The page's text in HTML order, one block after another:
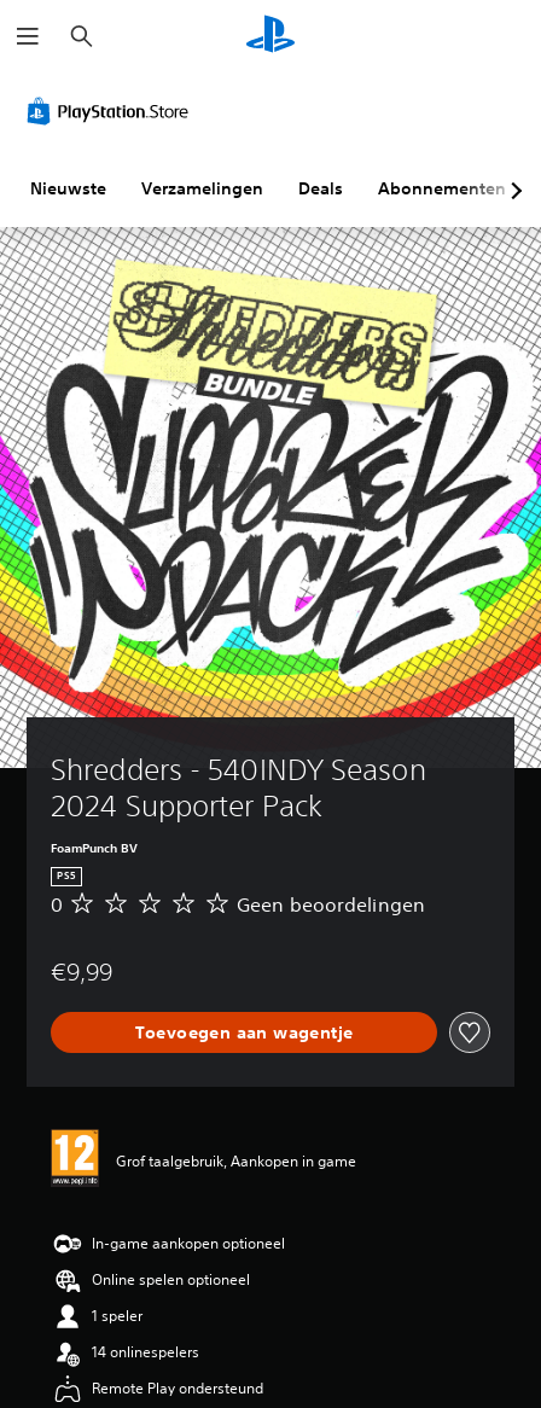
o
e
n
Nieuwste Verzamelingen Deals Abonnementen
Shredders - 540INDY Season
2024 Supporter Pack
FoamPunch BV
PS5
G
n
e
o
n
e
n
0 Geen beoordelingen
€9,99
Toevoegen aan wagentje
Grof taalgebruik, Aankopen in game
In-game aankopen optioneel
Online spelen optioneel
1 speler
14 onlinespelers
Remote Play ondersteund